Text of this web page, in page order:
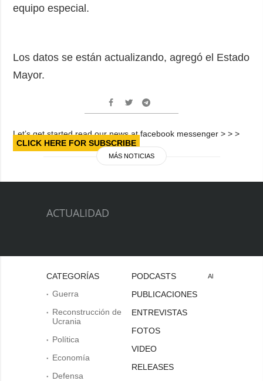
equipo especial.
Los datos se están actualizando, agregó el Estado
Mayor.
Let’s get started read our news at facebook messenger > > >
CLICK HERE FOR SUBSCRIBE
MÁS NOTICIAS
ACTUALIDAD
CATEGORÍAS
Guerra
Reconstrucción de
Ucrania
Política
Economía
Defensa
PODCASTS
PUBLICACIONES
ENTREVISTAS
FOTOS
VIDEO
RELEASES
Al